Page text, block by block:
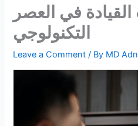
في العصر
التكنولوجي
Leave a Comment / By MD